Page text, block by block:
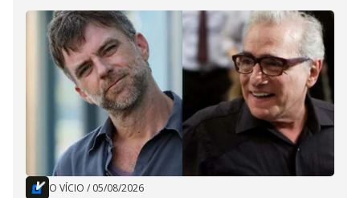
O VÍCIO / 05/08/2026